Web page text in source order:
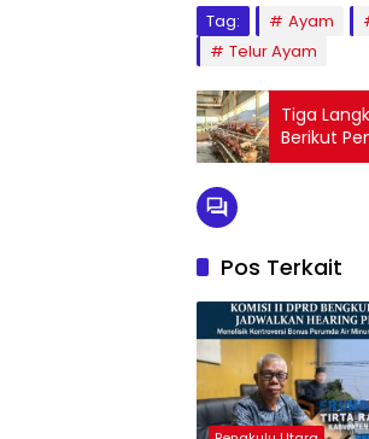
Tag: Ayam
Telur Ayam
Tiga
Berikut
Pos Terkait